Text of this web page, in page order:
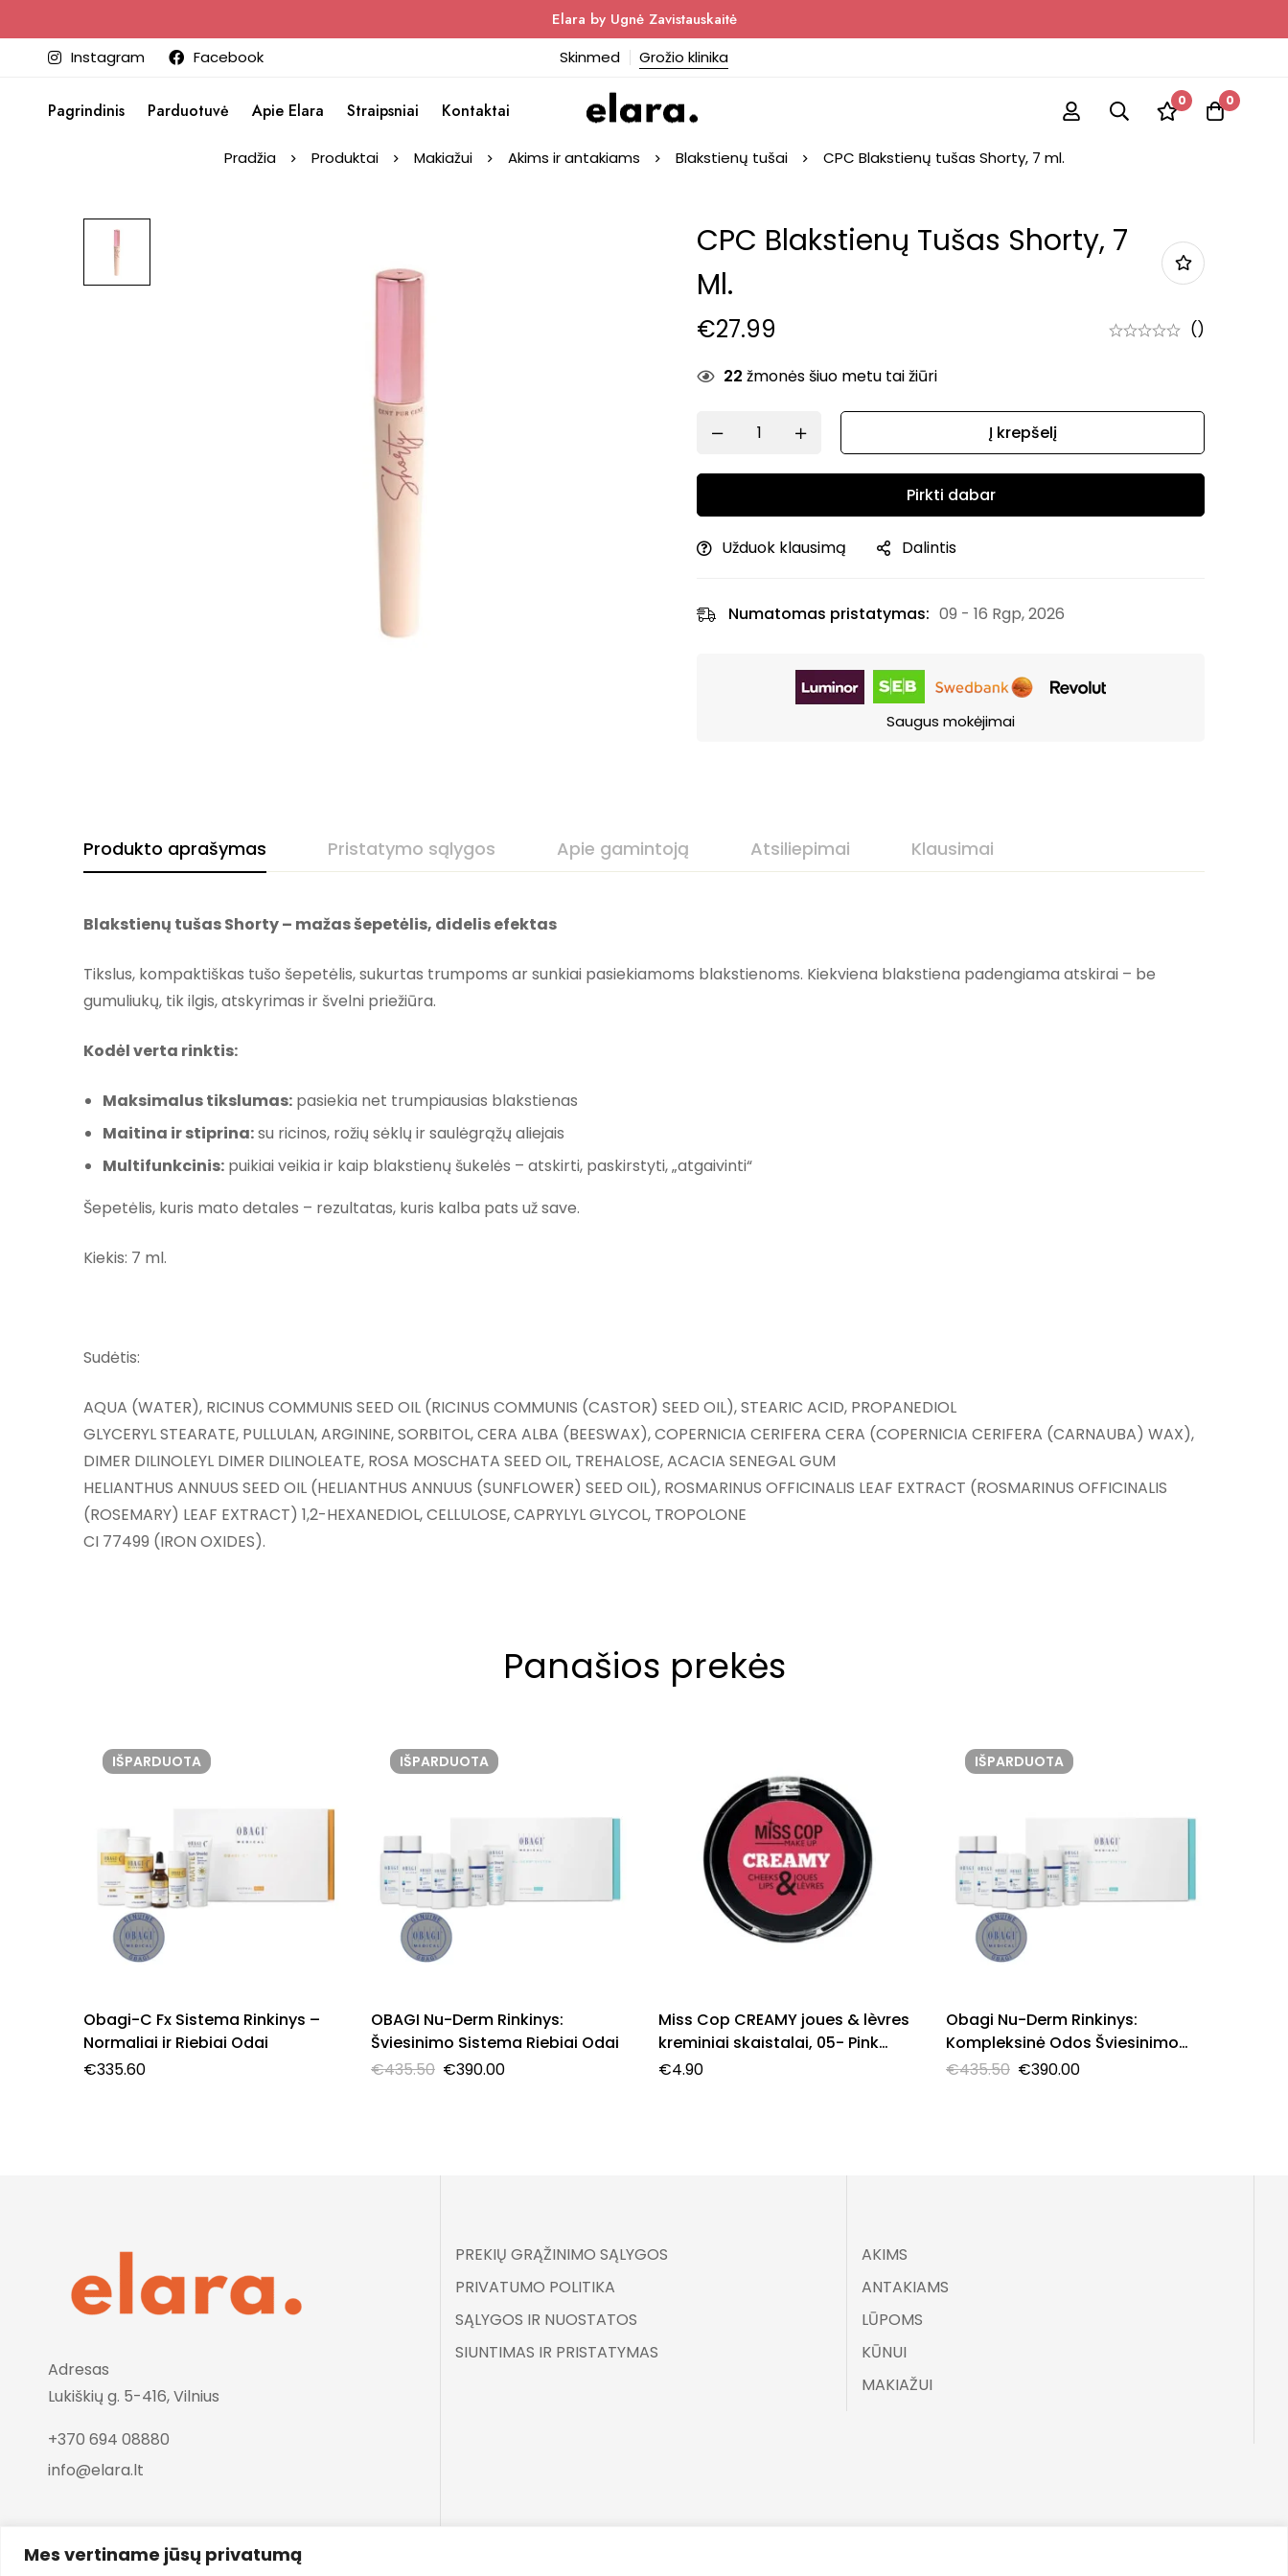
Mes vertiname jūsų privatumą
Elara by Ugnė Zavistauskaitė
Instagram Facebook Skinmed Grožio klinika
Pagrindinis Parduotuvė Apie Elara Straipsniai Kontaktai 0 0
Pradžia Produktai Makiažui Akims ir antakiams Blakstienų tušai CPC Blakstienų tušas Shorty, 7 ml.
CPC Blakstienų Tušas Shorty, 7
Ml.
€27.99 ()
22 žmonės šiuo metu tai žiūri
Į krepšelį
Pirkti dabar
Užduok klausimą Dalintis
Numatomas pristatymas: 09 - 16 Rgp, 2026
Saugus mokėjimai
Produkto aprašymas Pristatymo sąlygos Apie gamintoją Atsiliepimai Klausimai
Blakstienų tušasShorty – mažas šepetėlis, didelis efektas
Tikslus, kompaktiškas tušo šepetėlis, sukurtas trumpoms ar sunkiai pasiekiamoms blakstienoms. Kiekviena blakstiena padengiama atskirai – be
gumuliukų, tik ilgis, atskyrimas ir švelni priežiūra.
Kodėl verta rinktis:
Maksimalus tikslumas: pasiekia net trumpiausias blakstienas
Maitina ir stiprina:su ricinos, rožių sėklų ir saulėgrąžų aliejais
Multifunkcinis: puikiai veikia ir kaip blakstienų šukelės – atskirti, paskirstyti, „atgaivinti“
Šepetėlis, kuris mato detales – rezultatas, kuris kalba pats už save.
Kiekis: 7 ml.
Sudėtis:
AQUA (WATER), RICINUS COMMUNIS SEED OIL (RICINUS COMMUNIS (CASTOR) SEED OIL), STEARIC ACID, PROPANEDIOL
GLYCERYL STEARATE, PULLULAN, ARGININE, SORBITOL, CERA ALBA (BEESWAX), COPERNICIA CERIFERA CERA (COPERNICIA CERIFERA (CARNAUBA) WAX),
DIMER DILINOLEYL DIMER DILINOLEATE, ROSA MOSCHATA SEED OIL, TREHALOSE, ACACIA SENEGAL GUM
HELIANTHUS ANNUUS SEED OIL (HELIANTHUS ANNUUS (SUNFLOWER) SEED OIL), ROSMARINUS OFFICINALIS LEAF EXTRACT (ROSMARINUS OFFICINALIS
(ROSEMARY) LEAF EXTRACT) 1,2-HEXANEDIOL, CELLULOSE, CAPRYLYL GLYCOL, TROPOLONE
CI 77499 (IRON OXIDES).
Panašios prekės
IŠPARDUOTA
Obagi-C Fx Sistema Rinkinys –
Normaliai ir Riebiai Odai
€335.60
IŠPARDUOTA
OBAGI Nu-Derm Rinkinys:
Šviesinimo Sistema Riebiai Odai
€435.50 €390.00
Miss Cop CREAMY joues & lèvres
kreminiai skaistalai, 05- Pink
Romance, 3 g.
€4.90
IŠPARDUOTA
Obagi Nu-Derm Rinkinys:
Kompleksinė Odos Šviesinimo
Sistema Sausai Odai
€435.50 €390.00
Adresas
Lukiškių g. 5-416, Vilnius
+370 694 08880
info@elara.lt
PREKIŲ GRĄŽINIMO SĄLYGOS
PRIVATUMO POLITIKA
SĄLYGOS IR NUOSTATOS
SIUNTIMAS IR PRISTATYMAS
AKIMS
ANTAKIAMS
LŪPOMS
KŪNUI
MAKIAŽUI